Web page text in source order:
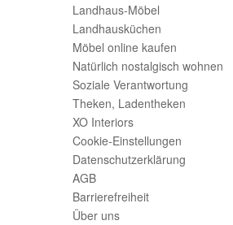
Landhaus-Möbel
Landhausküchen
Möbel online kaufen
Natürlich nostalgisch wohnen
Soziale Verantwortung
Theken, Ladentheken
XO Interiors
Cookie-Einstellungen
Datenschutzerklärung
AGB
Barrierefreiheit
Über uns